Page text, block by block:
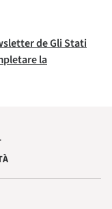
de Gli Stati
la